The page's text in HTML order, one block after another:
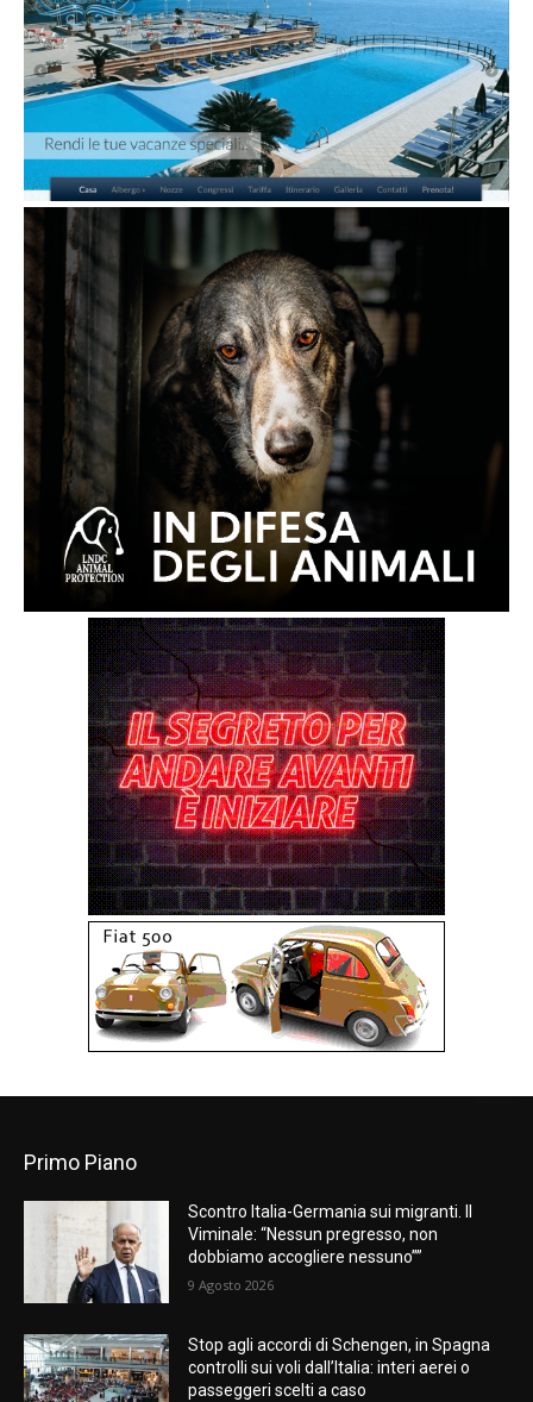
Primo Piano
Scontro Italia-Germania sui migranti. Il
Viminale: “Nessun pregresso, non
dobbiamo accogliere nessuno””
9 Agosto 2026
Stop agli accordi di Schengen, in Spagna
controlli sui voli dall’Italia: interi aerei o
passeggeri scelti a caso